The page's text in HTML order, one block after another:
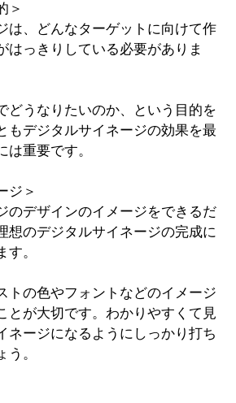
＞
は、どんなターゲットに向けて作
はっきりしている必要がありま
どうなりたいのか、という目的を
もデジタルサイネージの効果を最
は重要です。
ジ＞
のデザインのイメージをできるだ
想のデジタルサイネージの完成に
。
トの色やフォントなどのイメージ
とが大切です。わかりやすくて見
ネージになるようにしっかり打ち
。